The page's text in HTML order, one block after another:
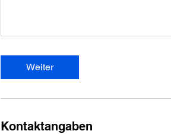
Weiter
Kontaktangaben